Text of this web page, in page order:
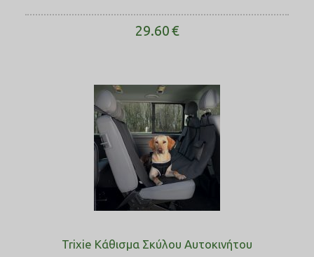
29.60€
Trixie Κάθισμα Σκύλου Αυτοκινήτου